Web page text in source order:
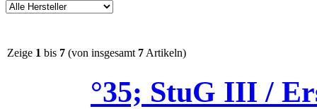
Zeige 1 bis 7 (von insgesamt 7 Artikeln)
°35; StuG III /